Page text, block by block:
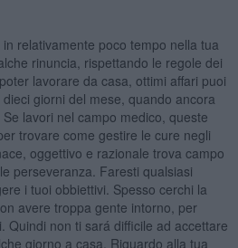
relativamente poco tempo nella tua
rinuncia, rispettando le regole dei
lavorare da casa, ottimi affari puoi
giorni del mese, quando ancora
lavori nel campo medico, queste
trovare come gestire le cure negli
oggettivo e razionale trova campo
perseveranza. Faresti qualsiasi
i tuoi obbiettivi. Spesso cerchi la
avere troppa gente intorno, per
Quindi non ti sará difficile ad accettare
giorno a casa. Riguardo alla tua